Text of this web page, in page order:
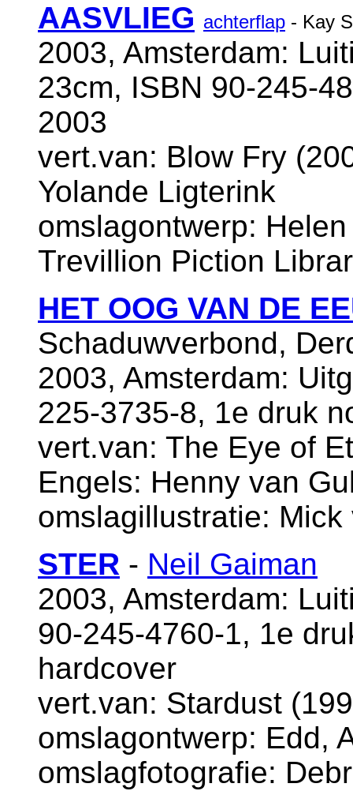
AASVLIEG achterflap - Kay
2003, Amsterdam:
23cm, ISBN 90-245-
2003
vert.van: Blow Fry
Yolande Ligterink
omslagontwerp:
Trevillion Piction
HET OOG VAN DE
Schaduwverbond,
2003, Amsterdam:
225-3735-8, 1e druk
vert.van: The Eye of
Engels: Henny van
omslagillustratie:
STER - Neil Gaiman
2003, Amsterdam:
90-245-4760-1, 1e
hardcover
vert.van: Stardust
omslagontwerp: Edd,
omslagfotografie: